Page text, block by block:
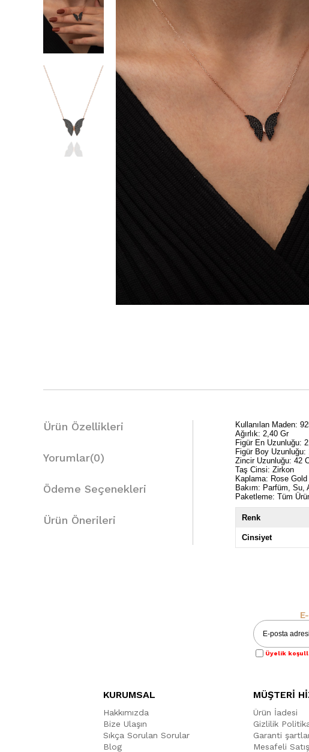
Ürün Özellikleri
Yorumlar(0)
Ödeme Seçenekleri
Ürün Önerileri
Kullanılan Maden:
Ağırlık: 2,40 Gr
Figür En Uzunluğu:
Figür Boy Uzunluğu:
Zincir Uzunluğu: 42
Taş Cinsi: Zirkon
Kaplama: Rose
Bakım: Parfüm, Su,
Paketleme: Tüm
Renk
Cinsiyet
Üyelik
KURUMSAL
Hakkımızda
Bize Ulaşın
Sıkça Sorulan Sorular
Blog
MÜŞTERİ
Ürün İadesi
Gizlilik
Garanti
Mesafeli